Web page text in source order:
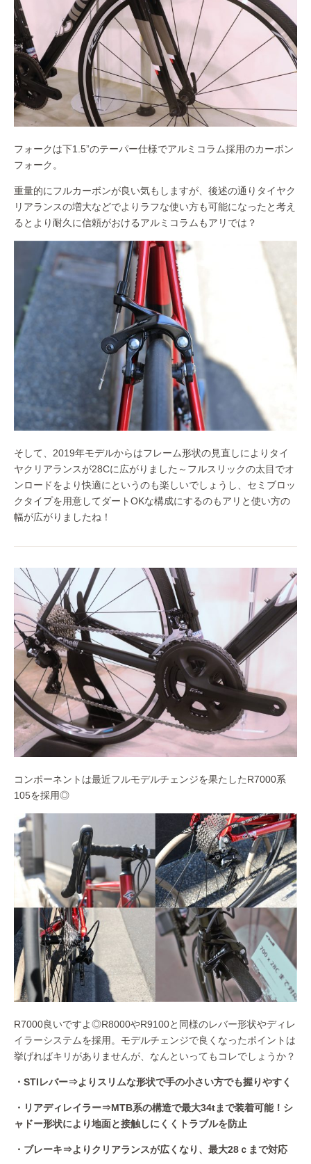
フォークは下1.5”のテーパー仕様でアルミコラム採用のカーボン
フォーク。
重量的にフルカーボンが良い気もしますが、後述の通りタイヤク
リアランスの増大などでよりラフな使い方も可能になったと考え
るとより耐久に信頼がおけるアルミコラムもアリでは？
そして、2019年モデルからはフレーム形状の見直しによりタイ
ヤクリアランスが28Cに広がりました～フルスリックの太目でオ
ンロードをより快適にというのも楽しいでしょうし、セミブロッ
クタイプを用意してダートOKな構成にするのもアリと使い方の
幅が広がりましたね！
コンポーネントは最近フルモデルチェンジを果たしたR7000系
105を採用◎
R7000良いですよ◎R8000やR9100と同様のレバー形状やディレ
イラーシステムを採用。モデルチェンジで良くなったポイントは
挙げればキリがありませんが、なんといってもコレでしょうか？
・STIレバー⇒よりスリムな形状で手の小さい方でも握りやすく
・リアディレイラー⇒MTB系の構造で最大34tまで装着可能！シ
ャドー形状により地面と接触しにくくトラブルを防止
・ブレーキ⇒よりクリアランスが広くなり、最大28ｃまで対応